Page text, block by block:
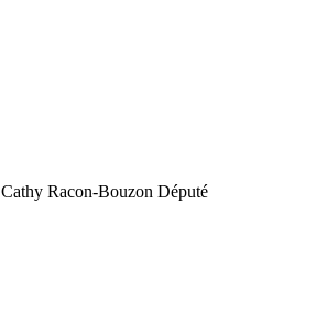
Cathy Racon-Bouzon Député